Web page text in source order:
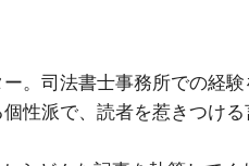
。司法書士事務所での経
性派で、読者を惹きつけ